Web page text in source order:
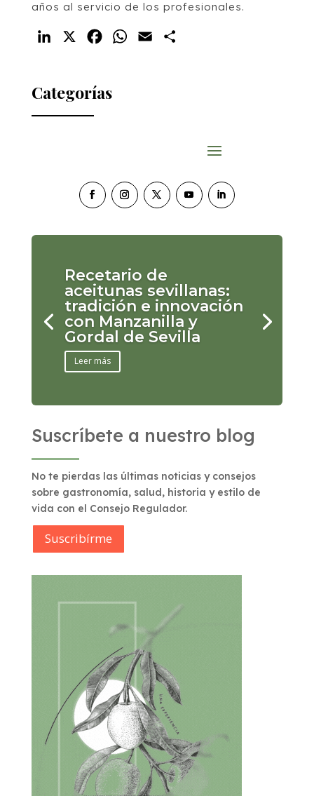
años al servicio de los profesionales.
LinkedIn FacebookWhatsApp
Email
Categorías
Recetario de
aceitunas sevillanas:
tradición e innovación
con Manzanilla y
Gordal de Sevilla
Leer más
Suscríbete a nuestro blog
No te pierdas las últimas noticias y consejos
sobre gastronomía, salud, historia y estilo de
vida con el Consejo Regulador.
Suscribírme